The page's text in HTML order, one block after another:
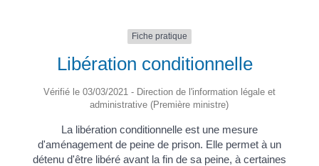
Fiche pratique
Libération conditionnelle
Vérifié le 03/03/2021 - Direction de l'information légale et
administrative (Première ministre)
La libération conditionnelle est une mesure
d'aménagement de peine de prison. Elle permet à un
détenu d'être libéré avant la fin de sa peine, à certaines